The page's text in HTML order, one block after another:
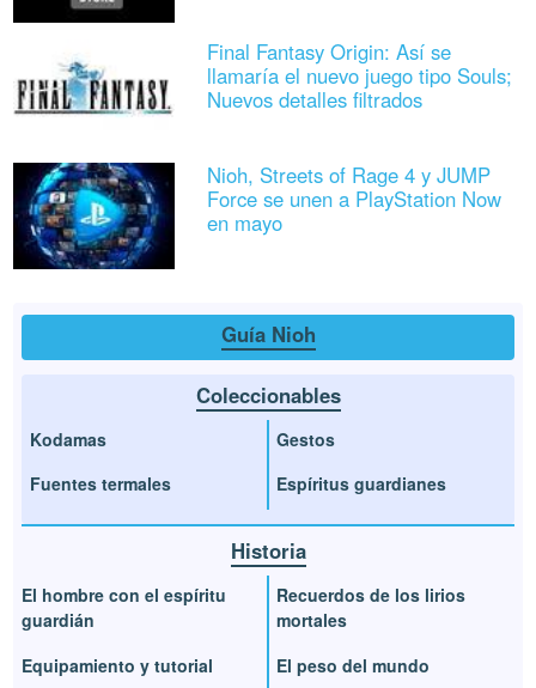
Final Fantasy Origin: Así se
llamaría el nuevo juego tipo Souls;
Nuevos detalles filtrados
Nioh, Streets of Rage 4 y JUMP
Force se unen a PlayStation Now
en mayo
Guía Nioh
Coleccionables
Kodamas
Fuentes termales
Gestos
Espíritus guardianes
Historia
El hombre con el espíritu
guardián
Equipamiento y tutorial
Recuerdos de los lirios
mortales
El peso del mundo